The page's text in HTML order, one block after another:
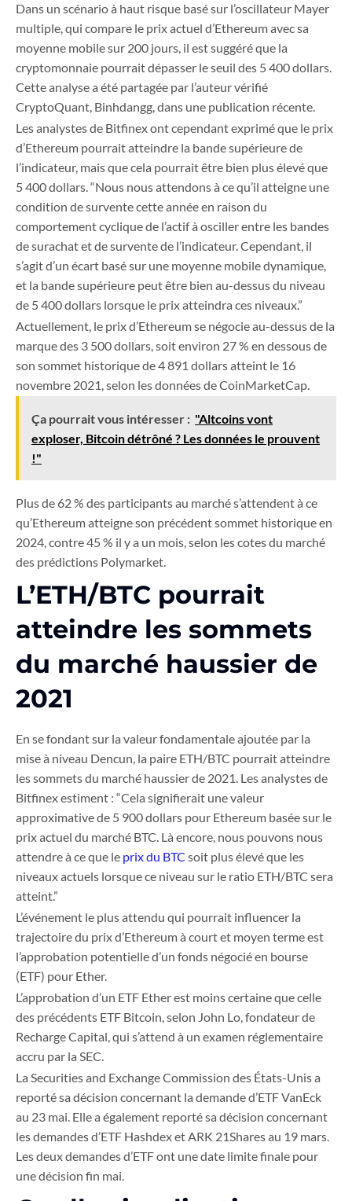
Dans un scénario à haut risque basé sur l’oscillateur Mayer
multiple, qui compare le prix actuel d’Ethereum avec sa
moyenne mobile sur 200 jours, il est suggéré que la
cryptomonnaie pourrait dépasser le seuil des 5 400 dollars.
Cette analyse a été partagée par l’auteur vérifié
CryptoQuant, Binhdangg, dans une publication récente.
Les analystes de Bitfinex ont cependant exprimé que le prix
d’Ethereum pourrait atteindre la bande supérieure de
l’indicateur, mais que cela pourrait être bien plus élevé que
5 400 dollars. “Nous nous attendons à ce qu’il atteigne une
condition de survente cette année en raison du
comportement cyclique de l’actif à osciller entre les bandes
de surachat et de survente de l’indicateur. Cependant, il
s’agit d’un écart basé sur une moyenne mobile dynamique,
et la bande supérieure peut être bien au-dessus du niveau
de 5 400 dollars lorsque le prix atteindra ces niveaux.”
Actuellement, le prix d’Ethereum se négocie au-dessus de la
marque des 3 500 dollars, soit environ 27 % en dessous de
son sommet historique de 4 891 dollars atteint le 16
novembre 2021, selon les données de CoinMarketCap.
Ça pourrait vous intéresser : "Altcoins vont
exploser, Bitcoin détrôné ? Les données le prouvent
!"
Plus de 62 % des participants au marché s’attendent à ce
qu’Ethereum atteigne son précédent sommet historique en
2024, contre 45 % il y a un mois, selon les cotes du marché
des prédictions Polymarket.
L’ETH/BTC pourrait
atteindre les sommets
du marché haussier de
2021
En se fondant sur la valeur fondamentale ajoutée par la
mise à niveau Dencun, la paire ETH/BTC pourrait atteindre
les sommets du marché haussier de 2021. Les analystes de
Bitfinex estiment : “Cela signifierait une valeur
approximative de 5 900 dollars pour Ethereum basée sur le
prix actuel du marché BTC. Là encore, nous pouvons nous
attendre à ce que le prix du BTC soit plus élevé que les
niveaux actuels lorsque ce niveau sur le ratio ETH/BTC sera
atteint.”
L’événement le plus attendu qui pourrait influencer la
trajectoire du prix d’Ethereum à court et moyen terme est
l’approbation potentielle d’un fonds négocié en bourse
(ETF) pour Ether.
L’approbation d’un ETF Ether est moins certaine que celle
des précédents ETF Bitcoin, selon John Lo, fondateur de
Recharge Capital, qui s’attend à un examen réglementaire
accru par la SEC.
La Securities and Exchange Commission des États-Unis a
reporté sa décision concernant la demande d’ETF VanEck
au 23 mai. Elle a également reporté sa décision concernant
les demandes d’ETF Hashdex et ARK 21Shares au 19 mars.
Les deux demandes d’ETF ont une date limite finale pour
une décision fin mai.